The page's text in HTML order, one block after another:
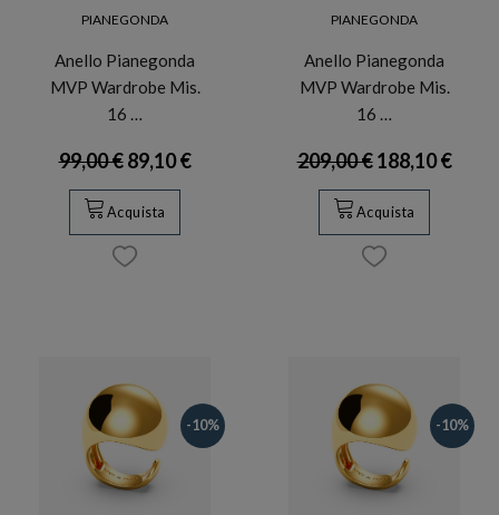
PIANEGONDA
Anello Pianegonda
MVP Wardrobe Mis.
16 …
99,00 €89,10 €
Acquista
PIANEGONDA
Anello Pianegonda
MVP Wardrobe Mis.
16 …
209,00 €188,10 €
Acquista
-10% -10%